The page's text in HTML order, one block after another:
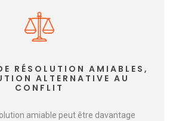
RÉSOLUTION AMIABLES,
ALTERNATIVE AU
CONFLIT
amiable peut être davantage